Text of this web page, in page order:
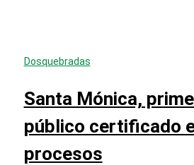
Dosquebradas
Santa Mónica,
público certificado
procesos